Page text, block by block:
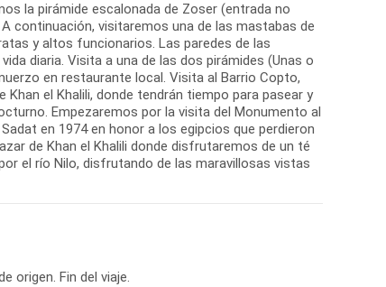
la pirámide escalonada de Zoser (entrada no
continuación, visitaremos una de las mastabas de
y altos funcionarios. Las paredes de las
diaria. Visita a una de las dos pirámides (Unas o
en restaurante local. Visita al Barrio Copto,
el Khalili, donde tendrán tiempo para pasear y
Empezaremos por la visita del Monumento al
en 1974 en honor a los egipcios que perdieron
de Khan el Khalili donde disfrutaremos de un té
el río Nilo, disfrutando de las maravillosas vistas
origen. Fin del viaje.